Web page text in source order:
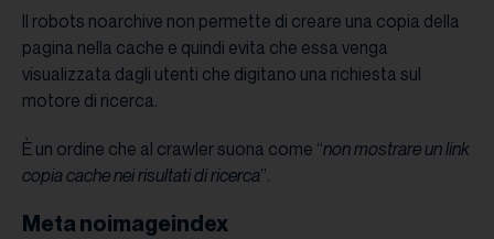
Il robots noarchive non permette di creare una copia della
pagina nella cache e quindi evita che essa venga
visualizzata dagli utenti che digitano una richiesta sul
motore di ricerca.
È un ordine che al crawler suona come “non mostrare un link
copia cache nei risultati di ricerca”.
Meta noimageindex